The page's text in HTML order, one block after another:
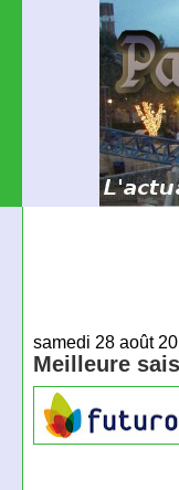
samedi 28 août
Meilleure